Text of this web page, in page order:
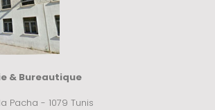
& Bureautique
Pacha - 1079 Tunis